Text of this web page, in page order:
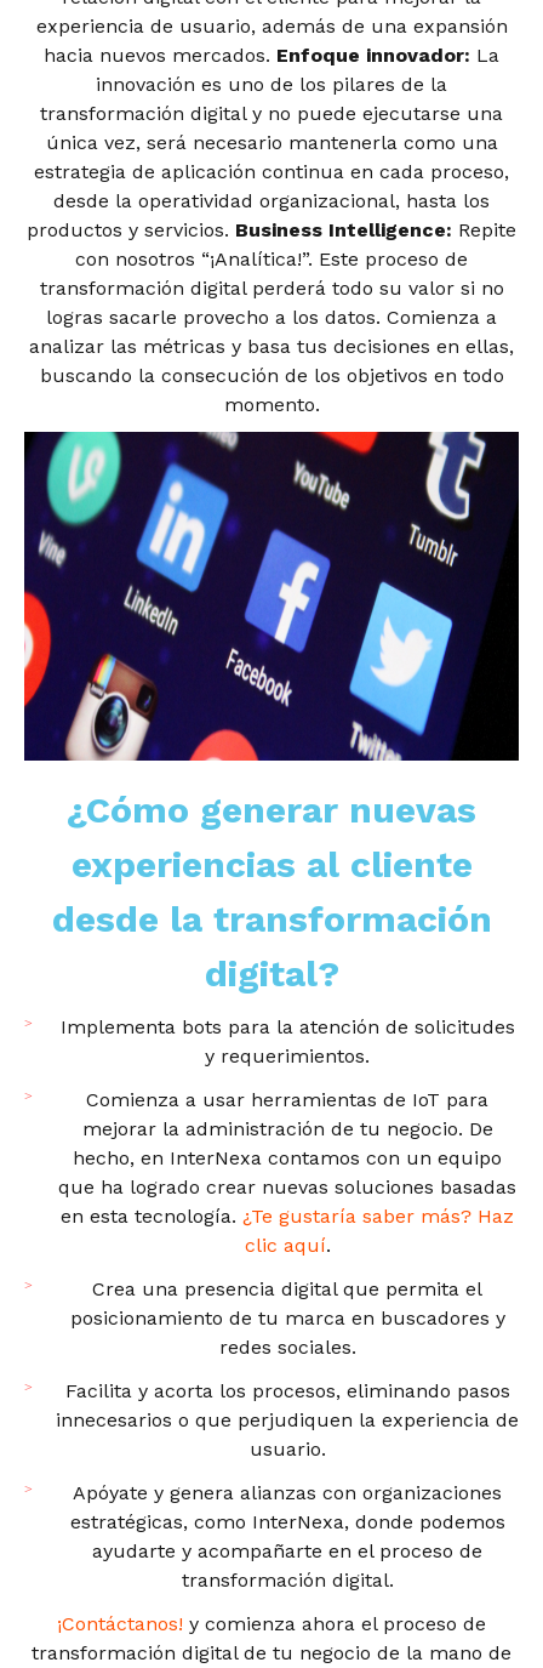
experiencia de usuario, además de una expansión
hacia nuevos mercados. Enfoque innovador: La
innovación es uno de los pilares de la
transformación digital y no puede ejecutarse una
única vez, será necesario mantenerla como una
estrategia de aplicación continua en cada proceso,
desde la operatividad organizacional, hasta los
productos y servicios. Business Intelligence: Repite
con nosotros “¡Analítica!”. Este proceso de
transformación digital perderá todo su valor si no
logras sacarle provecho a los datos. Comienza a
analizar las métricas y basa tus decisiones en ellas,
buscando la consecución de los objetivos en todo
momento.
¿Cómo generar nuevas
experiencias al cliente
desde la transformación
digital?
Implementa bots para la atención de solicitudes
y requerimientos.
Comienza a usar herramientas de IoT para
mejorar la administración de tu negocio. De
hecho, en InterNexa contamos con un equipo
que ha logrado crear nuevas soluciones basadas
en esta tecnología. ¿Te gustaría saber más? Haz
clic aquí.
Crea una presencia digital que permita el
posicionamiento de tu marca en buscadores y
redes sociales.
Facilita y acorta los procesos, eliminando pasos
innecesarios o que perjudiquen la experiencia de
usuario.
Apóyate y genera alianzas con organizaciones
estratégicas, como InterNexa, donde podemos
ayudarte y acompañarte en el proceso de
transformación digital.
¡Contáctanos! y comienza ahora el proceso de
transformación digital de tu negocio de la mano de